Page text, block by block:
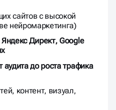
сайтов с высокой
нейромаркетинга)
Директ, Google
до роста трафика
контент, визуал,